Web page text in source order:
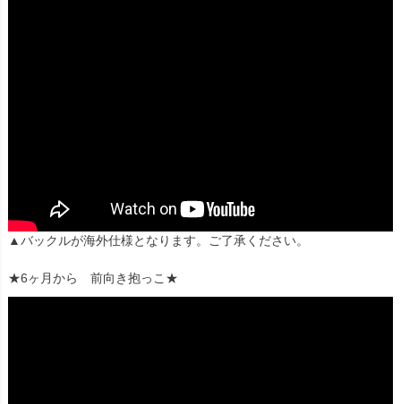
▲バックルが海外仕様となります。ご了承ください。
★6ヶ月から 前向き抱っこ★